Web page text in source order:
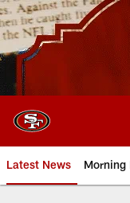
Skip
to
main
content
Latest News Morning